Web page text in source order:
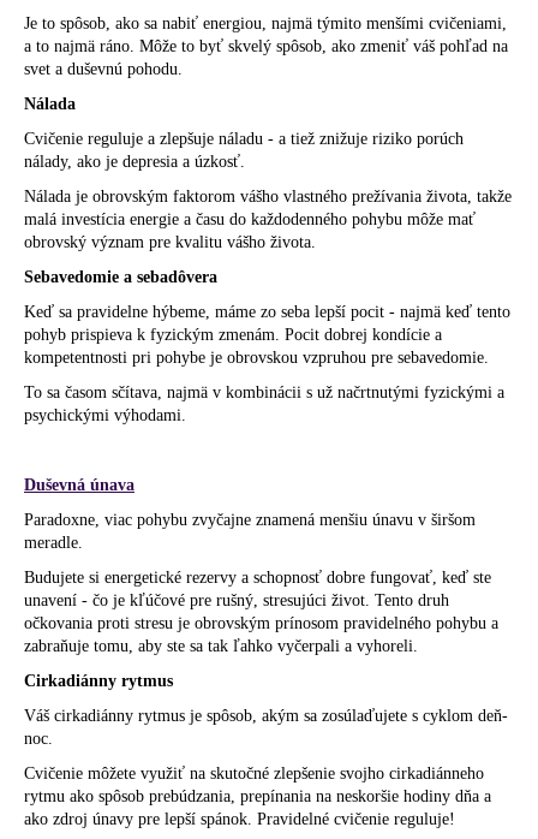
Je to spôsob, ako sa nabiť energiou, najmä týmito menšími cvičeniami,
a to najmä ráno. Môže to byť skvelý spôsob, ako zmeniť váš pohľad na
svet a duševnú pohodu.
Nálada
Cvičenie reguluje a zlepšuje náladu - a tiež znižuje riziko porúch
nálady, ako je depresia a úzkosť.
Nálada je obrovským faktorom vášho vlastného prežívania života, takže
malá investícia energie a času do každodenného pohybu môže mať
obrovský význam pre kvalitu vášho života.
Sebavedomie a sebadôvera
Keď sa pravidelne hýbeme, máme zo seba lepší pocit - najmä keď tento
pohyb prispieva k fyzickým zmenám. Pocit dobrej kondície a
kompetentnosti pri pohybe je obrovskou vzpruhou pre sebavedomie.
To sa časom sčítava, najmä v kombinácii s už načrtnutými fyzickými a
psychickými výhodami.
Duševná únava
Paradoxne, viac pohybu zvyčajne znamená menšiu únavu v širšom
meradle.
Budujete si energetické rezervy a schopnosť dobre fungovať, keď ste
unavení - čo je kľúčové pre rušný, stresujúci život. Tento druh
očkovania proti stresu je obrovským prínosom pravidelného pohybu a
zabraňuje tomu, aby ste sa tak ľahko vyčerpali a vyhoreli.
Cirkadiánny rytmus
Váš cirkadiánny rytmus je spôsob, akým sa zosúlaďujete s cyklom deň-
noc.
Cvičenie môžete využiť na skutočné zlepšenie svojho cirkadiánneho
rytmu ako spôsob prebúdzania, prepínania na neskoršie hodiny dňa a
ako zdroj únavy pre lepší spánok. Pravidelné cvičenie reguluje!